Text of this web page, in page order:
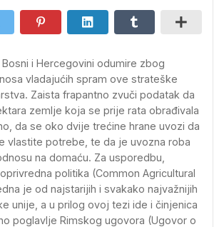
i Hercegovini odumire zbog
vladajućih spram ove strateške
Zaista frapantno zvuči podatak da
zemlje koja se prije rata obrađivala
da se oko dvije trećine hrane uvozi da
vlastite potrebe, te da je uvozna roba
na domaću. Za usporedbu,
politika (Common Agricultural
je od najstarijih i svakako najvažnijih
unije, a u prilog ovoj tezi ide i činjenica
poglavlje Rimskog ugovora (Ugovor o